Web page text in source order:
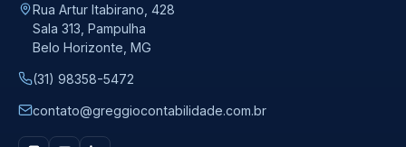
Rua Artur Itabirano, 428
Sala 313, Pampulha
Belo Horizonte, MG
(31) 98358-5472
contato@greggiocontabilidade.com.br